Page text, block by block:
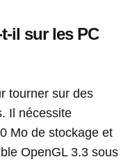
il sur les PC
tourner sur des
Il nécessite
Mo de stockage et
OpenGL 3.3 sous